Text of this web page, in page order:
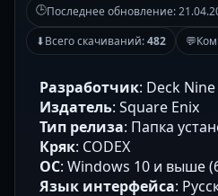
🕒Последнее обновление:
⬇Всего скачиваний:482 💬
Разработчик: Deck Nine
Издатель: Square Enix
Тип релиза: Папка
Кряк: CODEX
ОС: Windows 10 и выше
Язык интерфейса: